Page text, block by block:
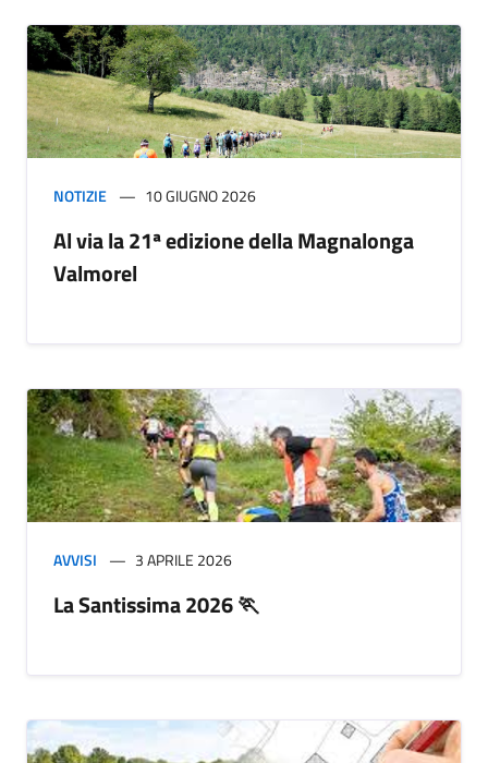
NOTIZIE 10 GIUGNO 2026
Al via la 21ª edizione della Magnalonga
Valmorel
AVVISI 3 APRILE 2026
La Santissima 2026 🏃